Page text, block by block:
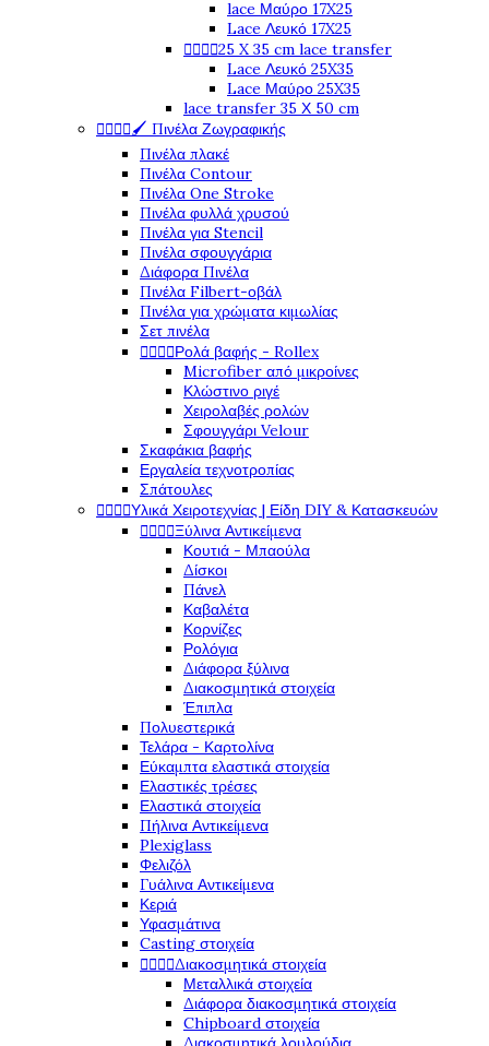
lace Μαύρο 17X25
Lace Λευκό 17X25
25 X 35 cm lace transfer
Lace Λευκό 25X35
Lace Μαύρο 25X35
lace transfer 35 Χ 50 cm
🖌️ Πινέλα Ζωγραφικής
Πινέλα πλακέ
Πινέλα Contour
Πινέλα One Stroke
Πινέλα φυλλά χρυσού
Πινέλα για Stencil
Πινέλα σφουγγάρια
Διάφορα Πινέλα
Πινέλα Filbert-οβάλ
Πινέλα για χρώματα κιμωλίας
Σετ πινέλα
Ρολά βαφής - Rollex
Microfiber από μικροίνες
Κλώστινο ριγέ
Χειρολαβές ρολών
Σφουγγάρι Velour
Σκαφάκια βαφής
Εργαλεία τεχνοτροπίας
Σπάτουλες
Υλικά Χειροτεχνίας | Είδη DIY & Κατασκευών
Ξύλινα Αντικείμενα
Κουτιά - Μπαούλα
Δίσκοι
Πάνελ
Καβαλέτα
Κορνίζες
Ρολόγια
Διάφορα ξύλινα
Διακοσμητικά στοιχεία
Έπιπλα
Πολυεστερικά
Τελάρα - Καρτολίνα
Εύκαμπτα ελαστικά στοιχεία
Ελαστικές τρέσες
Ελαστικά στοιχεία
Πήλινα Αντικείμενα
Plexiglass
Φελιζόλ
Γυάλινα Αντικείμενα
Κεριά
Υφασμάτινα
Casting στοιχεία
Διακοσμητικά στοιχεία
Μεταλλικά στοιχεία
Διάφορα διακοσμητικά στοιχεία
Chipboard στοιχεία